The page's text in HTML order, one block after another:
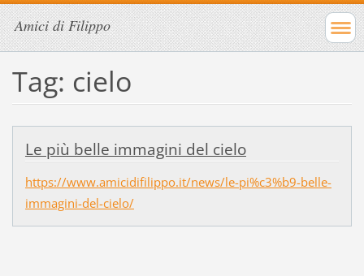
Amici di Filippo
Tag: cielo
Le più belle immagini del cielo
https://www.amicidifilippo.it/news/le-pi%c3%b9-belle-
immagini-del-cielo/